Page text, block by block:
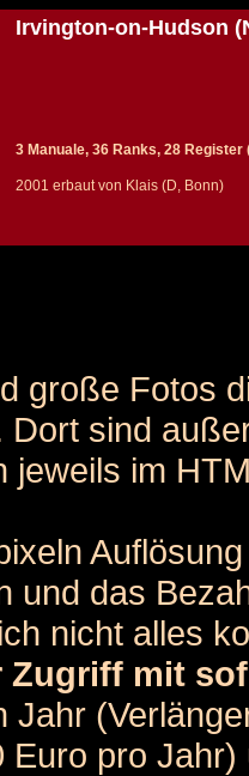
Irvington-on-Hudson
3 Manuale, 36 Ranks, 28 Register
2001 erbaut von Klais (D, Bonn)
große Fotos
Dort sind
jeweils im
und das
nicht alles
Zugriff mit
Jahr
Euro pro